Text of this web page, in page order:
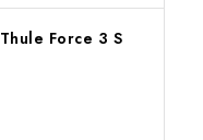
Thule Force 3 S